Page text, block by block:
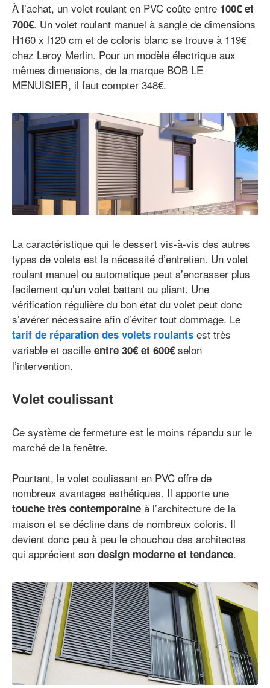
À l’achat, un volet roulant en PVC coûte entre 100€ et
700€. Un volet roulant manuel à sangle de dimensions
H160 x l120 cm et de coloris blanc se trouve à 119€
chez Leroy Merlin. Pour un modèle électrique aux
mêmes dimensions, de la marque BOB LE
MENUISIER, il faut compter 348€.
La caractéristique qui le dessert vis-à-vis des autres
types de volets est la nécessité d’entretien. Un volet
roulant manuel ou automatique peut s’encrasser plus
facilement qu’un volet battant ou pliant. Une
vérification régulière du bon état du volet peut donc
s’avérer nécessaire afin d’éviter tout dommage. Le
tarif de réparation des volets roulants est très
variable et oscille entre 30€ et 600€ selon
l’intervention.
Volet coulissant
Ce système de fermeture est le moins répandu sur le
marché de la fenêtre.
Pourtant, le volet coulissant en PVC offre de
nombreux avantages esthétiques. Il apporte une
touche très contemporaine à l’architecture de la
maison et se décline dans de nombreux coloris. Il
devient donc peu à peu le chouchou des architectes
qui apprécient son design moderne et tendance.